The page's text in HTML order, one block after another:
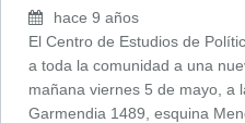
hace 9 años
El Centro de Estudios de
a toda la comunidad a una
mañana viernes 5 de mayo, a
Garmendia 1489, esquina